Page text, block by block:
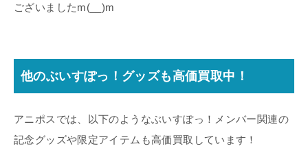
ございましたm(__)m
他のぶいすぽっ！グッズも高価買取中！
アニポスでは、以下のようなぶいすぽっ！メンバー関連の
記念グッズや限定アイテムも高価買取しています！